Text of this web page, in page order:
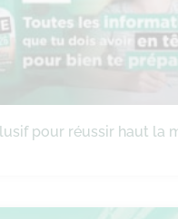
pour réussir haut la